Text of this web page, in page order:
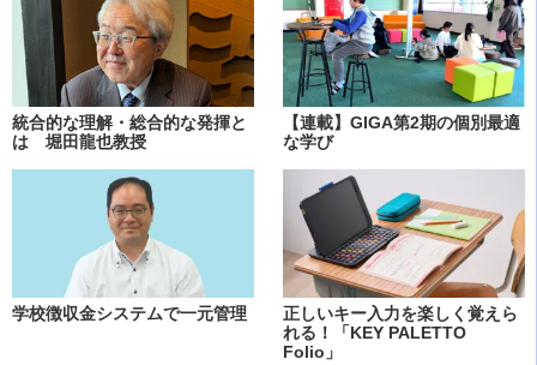
統合的な理解・総合的な発揮と
は 堀田龍也教授
【連載】GIGA第2期の個別最適
な学び
学校徴収金システムで一元管理
正しいキー入力を楽しく覚えら
れる！「KEY PALETTO
Folio」